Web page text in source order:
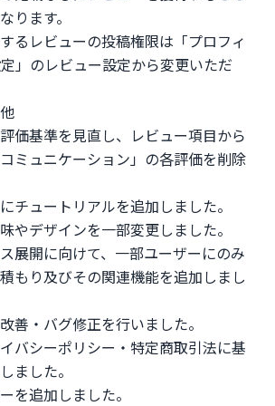
ります。
るレビューの投稿権限は「プロフィ
」のレビュー設定から変更いただ
価基準を見直し、レビュー項目から
コミュニケーション」の各評価を削除
チュートリアルを追加しました。
やデザインを一部変更しました。
展開に向けて、一部ユーザーにのみ
もり及びその関連機能を追加しまし
善・バグ修正を行いました。
バシーポリシー・特定商取引法に基
ました。
を追加しました。